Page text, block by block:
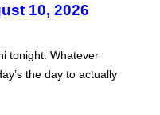
10, 2026
tonight. Whatever
the day to actually